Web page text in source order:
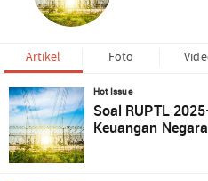
Artikel Foto
Hot Issue
Soal RUPTL
Keuangan